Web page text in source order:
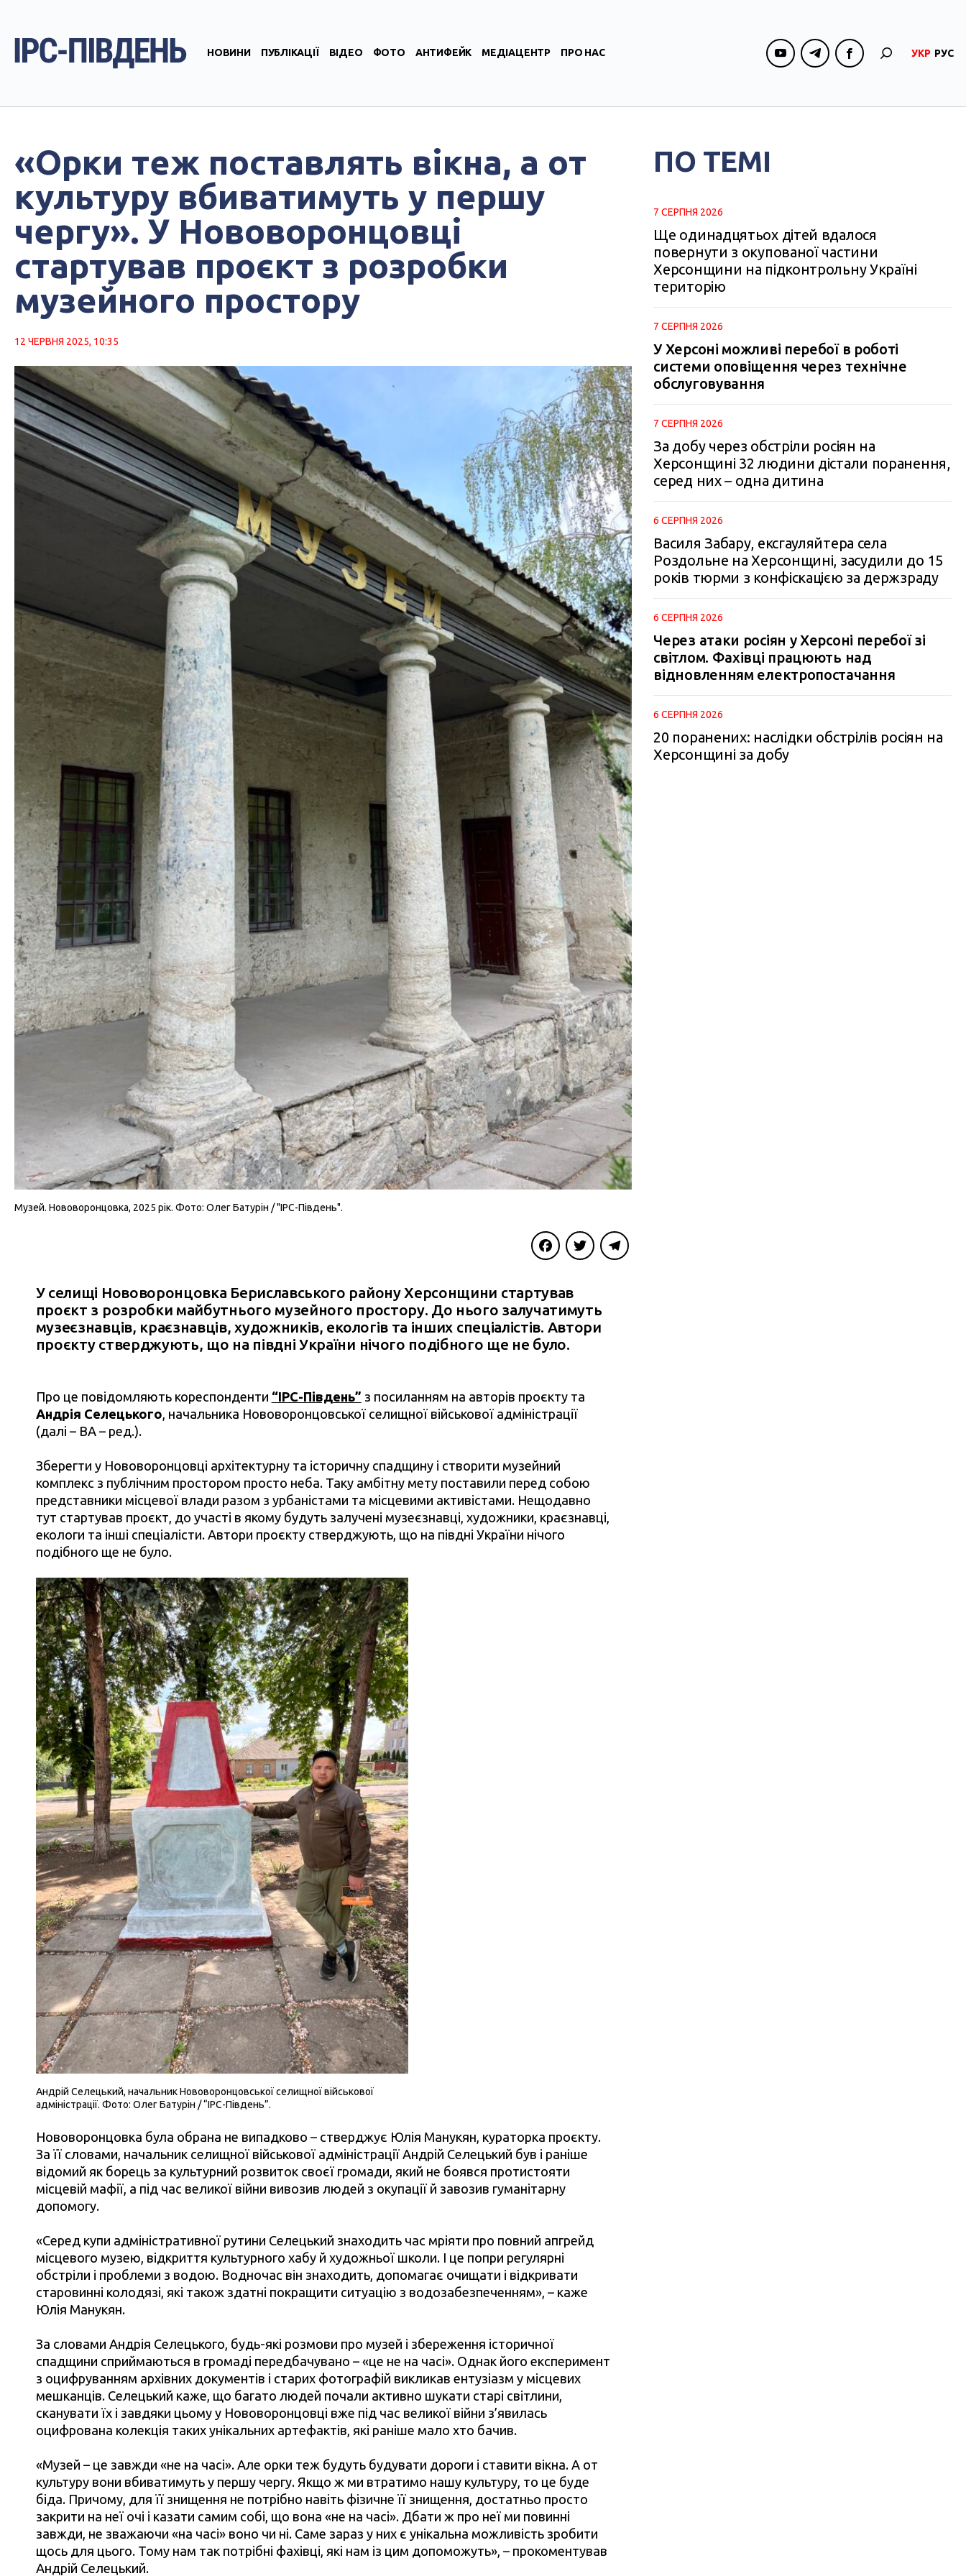
НОВИНИ ПУБЛІКАЦІЇ ВІДЕО ФОТО АНТИФЕЙК МЕДІАЦЕНТР ПРО НАС УКР РУС
«Орки теж поставлять вікна, а от
культуру вбиватимуть у першу
чергу». У Нововоронцовці
стартував проєкт з розробки
музейного простору
12 ЧЕРВНЯ 2025, 10:35
Музей. Нововоронцовка, 2025 рік. Фото: Олег Батурін / "IPC-Південь".
У селищі Нововоронцовка Бериславського району Херсонщини стартував
проєкт з розробки майбутнього музейного простору. До нього залучатимуть
музеєзнавців, краєзнавців, художників, екологів та інших спеціалістів. Автори
проєкту стверджують, що на півдні України нічого подібного ще не було.
Про це повідомляють кореспонденти “ІРС-Південь” з посиланням на авторів проєкту та
Андрія Селецького , начальника Нововоронцовської селищної військової адміністрації
(далі – ВА – ред.).
Зберегти у Нововоронцовці архітектурну та історичну спадщину і створити музейний
комплекс з публічним простором просто неба. Таку амбітну мету поставили перед собою
представники місцевої влади разом з урбаністами та місцевими активістами. Нещодавно
тут стартував проєкт, до участі в якому будуть залучені музеєзнавці, художники, краєзнавці,
екологи та інші спеціалісти. Автори проєкту стверджують, що на півдні України нічого
подібного ще не було.
Андрій Селецький, начальник Нововоронцовської селищної військової
адміністрації. Фото: Олег Батурін / “IPC-Південь”.
Нововоронцовка була обрана не випадково – стверджує Юлія Манукян, кураторка проєкту.
За її словами, начальник селищної військової адміністрації Андрій Селецький був і раніше
відомий як борець за культурний розвиток своєї громади, який не боявся протистояти
місцевій мафії, а під час великої війни вивозив людей з окупації й завозив гуманітарну
допомогу.
«Серед купи адміністративної рутини Селецький знаходить час мріяти про повний апгрейд
місцевого музею, відкриття культурного хабу й художньої школи. І це попри регулярні
обстріли і проблеми з водою. Водночас він знаходить, допомагає очищати і відкривати
старовинні колодязі, які також здатні покращити ситуацію з водозабезпеченням», – каже
Юлія Манукян.
За словами Андрія Селецького, будь-які розмови про музей і збереження історичної
спадщини сприймаються в громаді передбачувано – «це не на часі». Однак його експеримент
з оцифруванням архівних документів і старих фотографій викликав ентузіазм у місцевих
мешканців. Селецький каже, що багато людей почали активно шукати старі світлини,
сканувати їх і завдяки цьому у Нововоронцовці вже під час великої війни з’явилась
оцифрована колекція таких унікальних артефактів, які раніше мало хто бачив.
«Музей – це завжди «не на часі». Але орки теж будуть будувати дороги і ставити вікна. А от
культуру вони вбиватимуть у першу чергу. Якщо ж ми втратимо нашу культуру, то це буде
біда. Причому, для її знищення не потрібно навіть фізичне її знищення, достатньо просто
закрити на неї очі і казати самим собі, що вона «не на часі». Дбати ж про неї ми повинні
завжди, не зважаючи «на часі» воно чи ні. Саме зараз у них є унікальна можливість зробити
щось для цього. Тому нам так потрібні фахівці, які нам із цим допоможуть», – прокоментував
Андрій Селецький.
ПО ТЕМІ
7 СЕРПНЯ 2026
Ще одинадцятьох дітей вдалося
повернути з окупованої частини
Херсонщини на підконтрольну Україні
територію
7 СЕРПНЯ 2026
У Херсоні можливі перебої в роботі
системи оповіщення через технічне
обслуговування
7 СЕРПНЯ 2026
За добу через обстріли росіян на
Херсонщині 32 людини дістали поранення,
серед них – одна дитина
6 СЕРПНЯ 2026
Василя Забару, ексгауляйтера села
Роздольне на Херсонщині, засудили до 15
років тюрми з конфіскацією за держзраду
6 СЕРПНЯ 2026
Через атаки росіян у Херсоні перебої зі
світлом. Фахівці працюють над
відновленням електропостачання
6 СЕРПНЯ 2026
20 поранених: наслідки обстрілів росіян на
Херсонщині за добу